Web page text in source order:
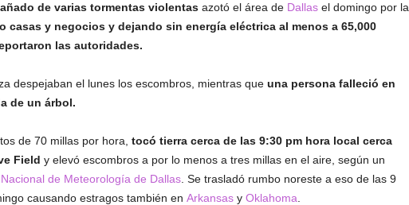
de varias tormentas violentasazotó el área de Dallasel domingo por la
casas y negocios y dejando sin energía eléctrica al menos a 65,000
las autoridades.
despejaban el lunes los escombros, mientras queuna persona falleció en
de un árbol.
de 70 millas por hora, tocó tierra cerca de las 9:30 pm hora local cerca
Field y elevó escombros a por lo menos a tres millas en el aire, según un
de Meteorología de Dallas. Se trasladó rumbo noreste a eso de las 9
causando estragos también en Arkansasy Oklahoma